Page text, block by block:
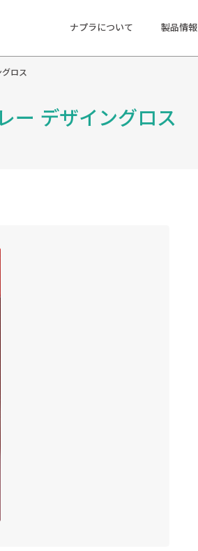
ナプラについて 製品情報
ー デザイングロス
ロス